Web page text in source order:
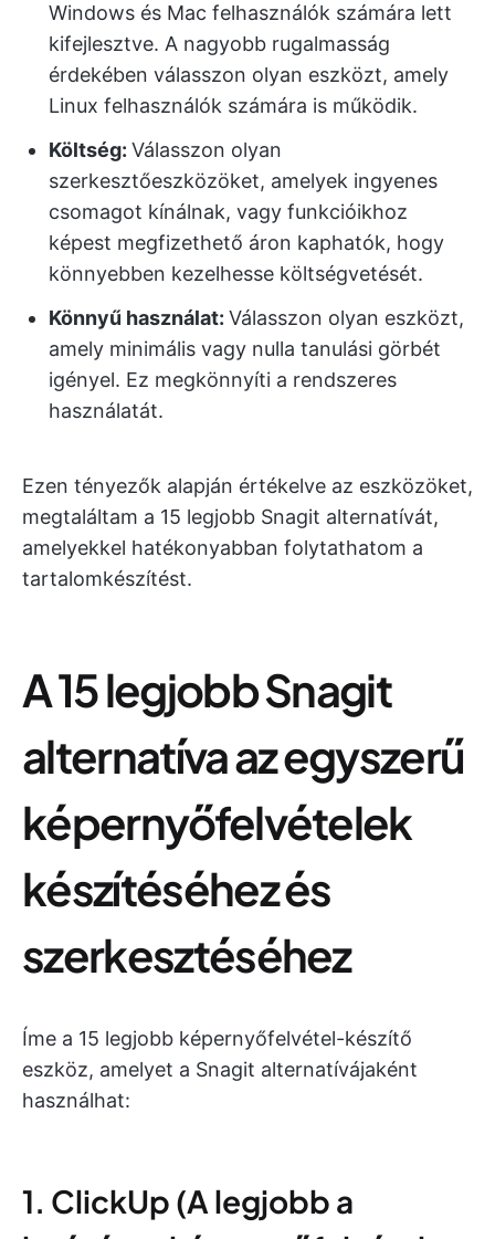
Windows és Mac felhasználók számára lett
kifejlesztve. A nagyobb rugalmasság
érdekében válasszon olyan eszközt, amely
Linux felhasználók számára is működik.
Költség: Válasszon olyan
szerkesztőeszközöket, amelyek ingyenes
csomagot kínálnak, vagy funkcióikhoz
képest megfizethető áron kaphatók, hogy
könnyebben kezelhesse költségvetését.
Könnyű használat: Válasszon olyan eszközt,
amely minimális vagy nulla tanulási görbét
igényel. Ez megkönnyíti a rendszeres
használatát.
Ezen tényezők alapján értékelve az eszközöket,
megtaláltam a 15 legjobb Snagit alternatívát,
amelyekkel hatékonyabban folytathatom a
tartalomkészítést.
A 15 legjobb Snagit
alternatíva az egyszerű
képernyőfelvételek
készítéséhez és
szerkesztéséhez
Íme a 15 legjobb képernyőfelvétel-készítő
eszköz, amelyet a Snagit alternatívájaként
használhat:
1. ClickUp (A legjobb a